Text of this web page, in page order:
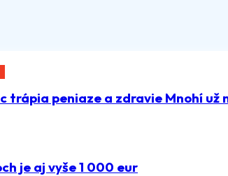
trápia peniaze a zdravie Mnohí
je aj vyše 1 000 eur